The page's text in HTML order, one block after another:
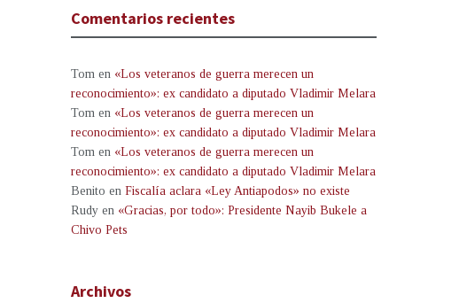
Comentarios recientes
Tom en «Los veteranos de guerra merecen un
reconocimiento»: ex candidato a diputado Vladimir Melara
Tom en «Los veteranos de guerra merecen un
reconocimiento»: ex candidato a diputado Vladimir Melara
Tom en «Los veteranos de guerra merecen un
reconocimiento»: ex candidato a diputado Vladimir Melara
Benito en Fiscalía aclara «Ley Antiapodos» no existe
Rudy en «Gracias, por todo»: Presidente Nayib Bukele a
Chivo Pets
Archivos